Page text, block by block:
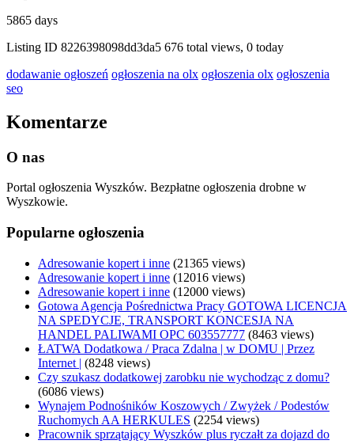
5865 days
Listing ID 8226398098dd3da5 676 total views, 0 today
dodawanie ogłoszeń ogłoszenia na olx ogłoszenia olx ogłoszenia
seo
Komentarze
O nas
Portal ogłoszenia Wyszków. Bezpłatne ogłoszenia drobne w
Wyszkowie.
Popularne ogłoszenia
Adresowanie kopert i inne (21365 views)
Adresowanie kopert i inne (12016 views)
Adresowanie kopert i inne (12000 views)
Gotowa Agencja Pośrednictwa Pracy GOTOWA LICENCJA
NA SPEDYCJE, TRANSPORT KONCESJA NA
HANDEL PALIWAMI OPC 603557777 (8463 views)
ŁATWA Dodatkowa / Praca Zdalna | w DOMU | Przez
Internet | (8248 views)
Czy szukasz dodatkowej zarobku nie wychodząc z domu?
(6086 views)
Wynajem Podnośników Koszowych / Zwyżek / Podestów
Ruchomych AA HERKULES (2254 views)
Pracownik sprzątający Wyszków plus ryczałt za dojazd do